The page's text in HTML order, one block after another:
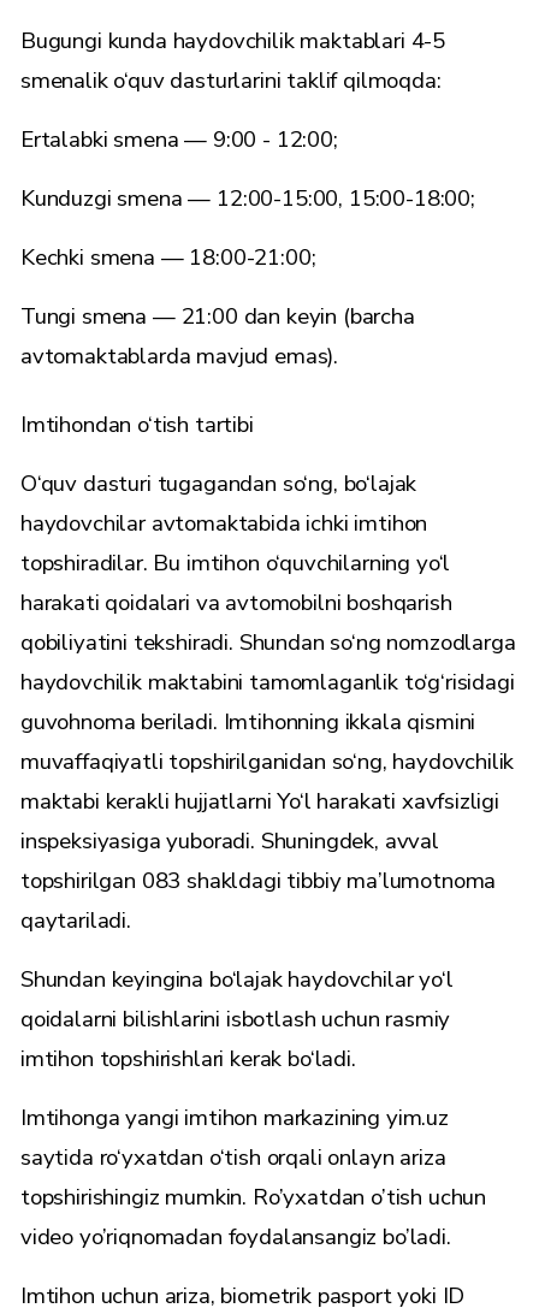
Bugungi kunda haydovchilik maktablari 4-5
smenalik o‘quv dasturlarini taklif qilmoqda:
Ertalabki smena — 9:00 - 12:00;
Kunduzgi smena — 12:00-15:00, 15:00-18:00;
Kechki smena — 18:00-21:00;
Tungi smena — 21:00 dan keyin (barcha
avtomaktablarda mavjud emas).
Imtihondan o‘tish tartibi
O‘quv dasturi tugagandan so‘ng, bo‘lajak
haydovchilar avtomaktabida ichki imtihon
topshiradilar. Bu imtihon o‘quvchilarning yo‘l
harakati qoidalari va avtomobilni boshqarish
qobiliyatini tekshiradi. Shundan so‘ng nomzodlarga
haydovchilik maktabini tamomlaganlik to‘g‘risidagi
guvohnoma beriladi. Imtihonning ikkala qismini
muvaffaqiyatli topshirilganidan so‘ng, haydovchilik
maktabi kerakli hujjatlarni Yo‘l harakati xavfsizligi
inspeksiyasiga yuboradi. Shuningdek, avval
topshirilgan 083 shakldagi tibbiy ma’lumotnoma
qaytariladi.
Shundan keyingina bo‘lajak haydovchilar yo‘l
qoidalarni bilishlarini isbotlash uchun rasmiy
imtihon topshirishlari kerak bo‘ladi.
Imtihonga yangi imtihon markazining yim.uz
saytida ro‘yxatdan o‘tish orqali onlayn ariza
topshirishingiz mumkin. Ro’yxatdan o’tish uchun
video yo’riqnomadan foydalansangiz bo’ladi.
Imtihon uchun ariza, biometrik pasport yoki ID